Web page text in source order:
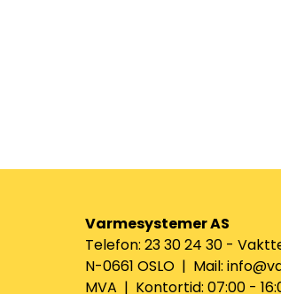
Varmesystemer AS
Telefon: 23 30 24 30 -
N-0661 OSLO | Mail:
MVA | Kontortid: 07:00 -